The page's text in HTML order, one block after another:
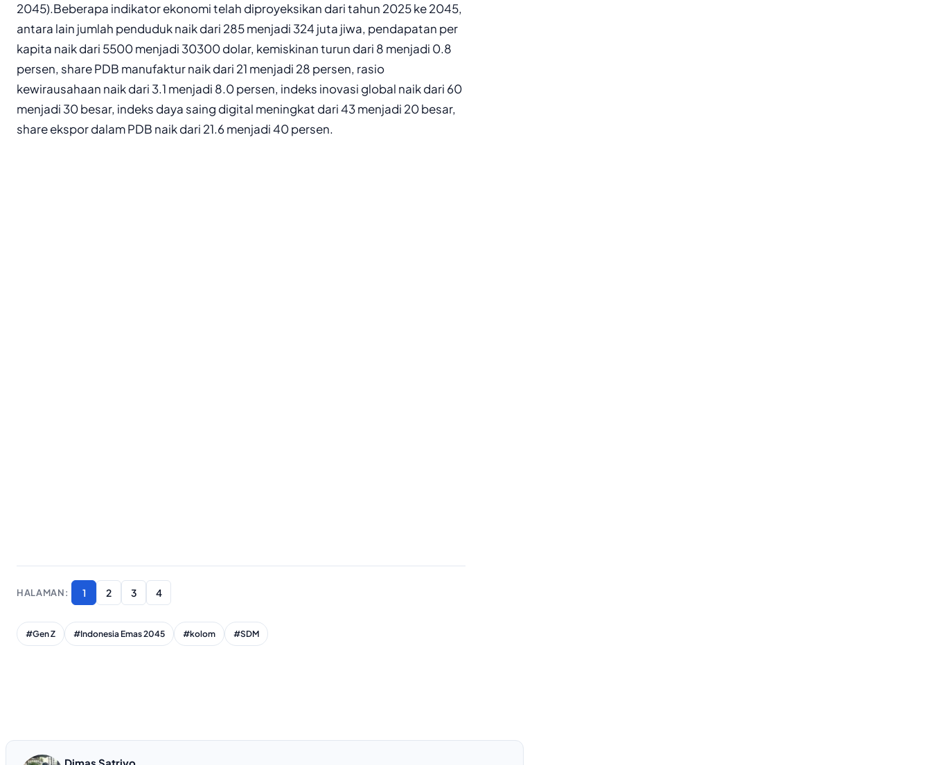
2045).Beberapa indikator ekonomi telah diproyeksikan dari tahun 2025 ke 2045,
antara lain jumlah penduduk naik dari 285 menjadi 324 juta jiwa, pendapatan per
kapita naik dari 5500 menjadi 30300 dolar, kemiskinan turun dari 8 menjadi 0.8
persen, share PDB manufaktur naik dari 21 menjadi 28 persen, rasio
kewirausahaan naik dari 3.1 menjadi 8.0 persen, indeks inovasi global naik dari 60
menjadi 30 besar, indeks daya saing digital meningkat dari 43 menjadi 20 besar,
share ekspor dalam PDB naik dari 21.6 menjadi 40 persen.
1 2 3 4
#Gen Z #Indonesia Emas 2045 #kolom #SDM
Dimas Satriyo